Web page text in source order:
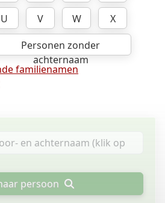
U V W
X
Personen zonder
achternaam
familienamen
persoon